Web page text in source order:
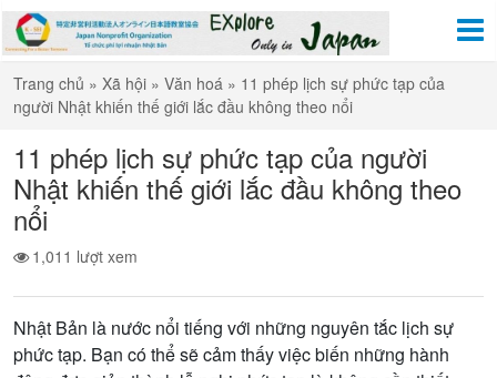
Trang chủ » Xã hội » Văn hoá » 11 phép lịch sự phức tạp của
người Nhật khiến thế giới lắc đầu không theo nổi
11 phép lịch sự phức tạp của người
Nhật khiến thế giới lắc đầu không theo
nổi
1,011 lượt xem
Nhật Bản là nước nổi tiếng với những nguyên tắc lịch sự
phức tạp. Bạn có thể sẽ cảm thấy việc biến những hành